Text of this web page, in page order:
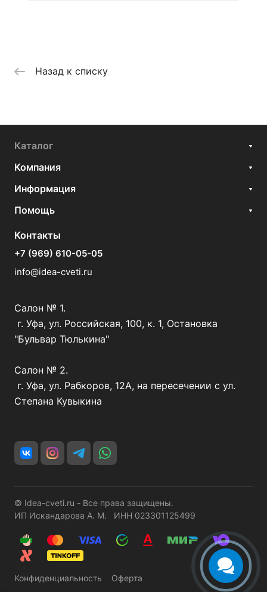
Назад к списку
Каталог
Компания
Информация
Помощь
Контакты
+7 (969) 610-05-05
info@idea-cveti.ru
Салон № 1.
г. Уфа, ул. Российская, 100, к. 1, Остановка
"Бульвар Тюлькина"
Салон № 2.
г. Уфа, ул. Рабкоров, 12А, на пересечении с ул.
Степана Кувыкина
© Idea-cveti.ru - Все права защищены.
ИП Искандарова А. М. ИНН 023301125499
Конфиденциальность Оферта